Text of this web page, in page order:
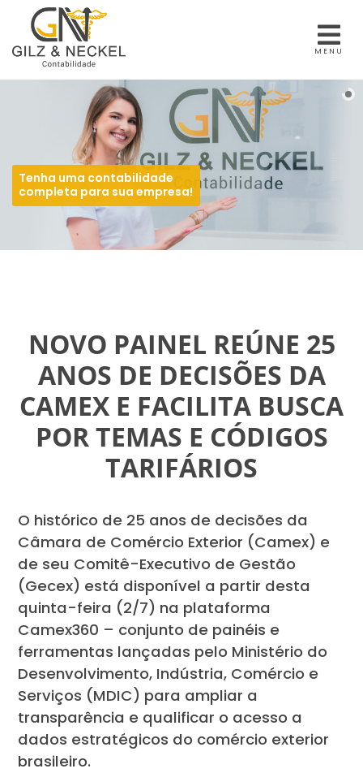
MENU
Tenha uma contabilidade
completa para sua empresa!
NOVO PAINEL REÚNE 25
ANOS DE DECISÕES DA
CAMEX E FACILITA BUSCA
POR TEMAS E CÓDIGOS
TARIFÁRIOS
O histórico de 25 anos de decisões da
Câmara de Comércio Exterior (Camex) e
de seu Comitê-Executivo de Gestão
(Gecex) está disponível a partir desta
quinta-feira (2/7) na plataforma
Camex360 – conjunto de painéis e
ferramentas lançadas pelo Ministério do
Desenvolvimento, Indústria, Comércio e
Serviços (MDIC) para ampliar a
transparência e qualificar o acesso a
dados estratégicos do comércio exterior
brasileiro.